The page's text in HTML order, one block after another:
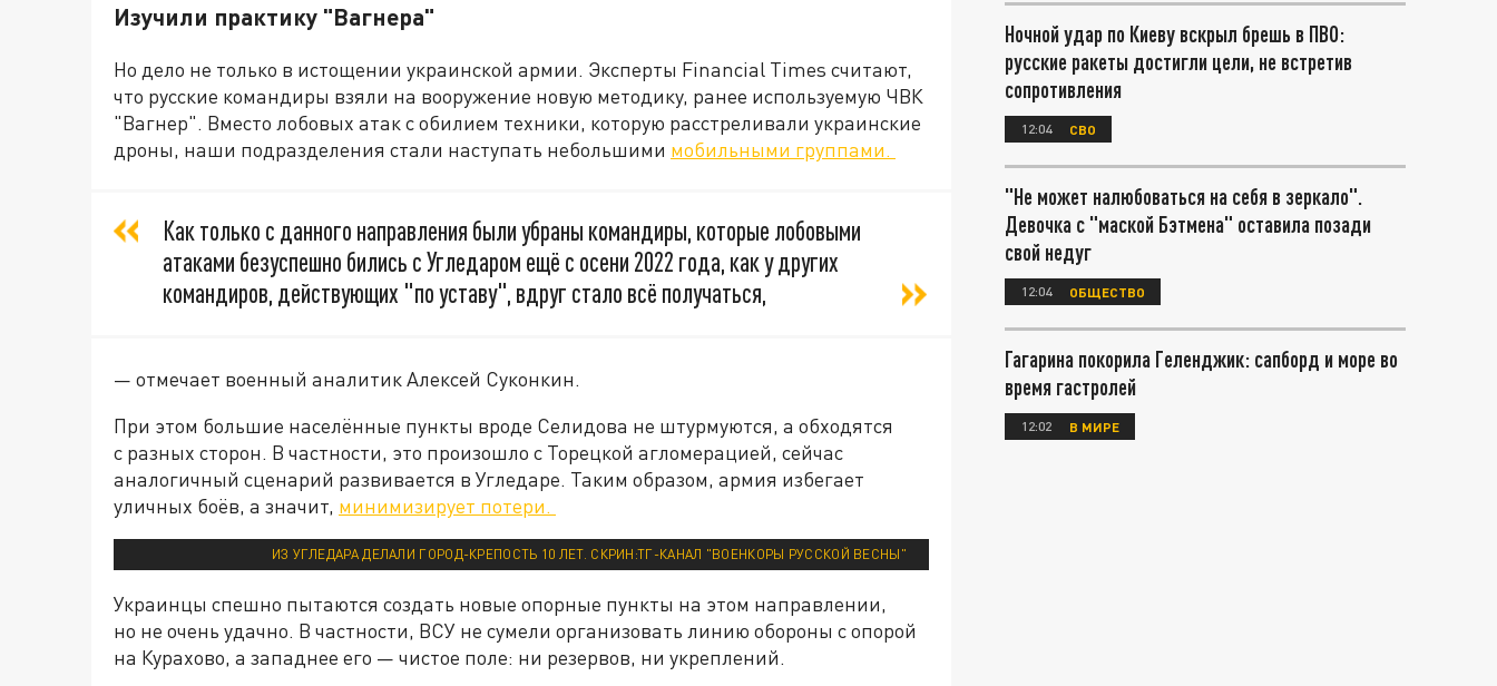
Изучили практику "Вагнера"
Но дело не только в истощении украинской армии. Эксперты Financial Times считают,
что русские командиры взяли на вооружение новую методику, ранее используемую ЧВК
"Вагнер". Вместо лобовых атак с обилием техники, которую расстреливали украинские
дроны, наши подразделения стали наступать небольшими мобильными группами.
Как только с данного направления были убраны командиры, которые лобовыми
атаками безуспешно бились с Угледаром ещё с осени 2022 года, как у других
командиров, действующих "по уставу", вдруг стало всё получаться,
— отмечает военный аналитик Алексей Суконкин.
При этом большие населённые пункты вроде Селидова не штурмуются, а обходятся
с разных сторон. В частности, это произошло с Торецкой агломерацией, сейчас
аналогичный сценарий развивается в Угледаре. Таким образом, армия избегает
уличных боёв, а значит, минимизирует потери.
ИЗ УГЛЕДАРА ДЕЛАЛИ ГОРОД-КРЕПОСТЬ 10 ЛЕТ. СКРИН:ТГ-КАНАЛ "ВОЕНКОРЫ РУССКОЙ ВЕСНЫ"
Украинцы спешно пытаются создать новые опорные пункты на этом направлении,
но не очень удачно. В частности, ВСУ не сумели организовать линию обороны с опорой
на Курахово, а западнее его — чистое поле: ни резервов, ни укреплений.
Ночной удар по Киеву вскрыл брешь в ПВО:
русские ракеты достигли цели, не встретив
сопротивления
12:04 СВО
"Не может налюбоваться на себя в зеркало".
Девочка с "маской Бэтмена" оставила позади
свой недуг
12:04 ОБЩЕСТВО
Гагарина покорила Геленджик: сапборд и море во
время гастролей
12:02 В МИРЕ